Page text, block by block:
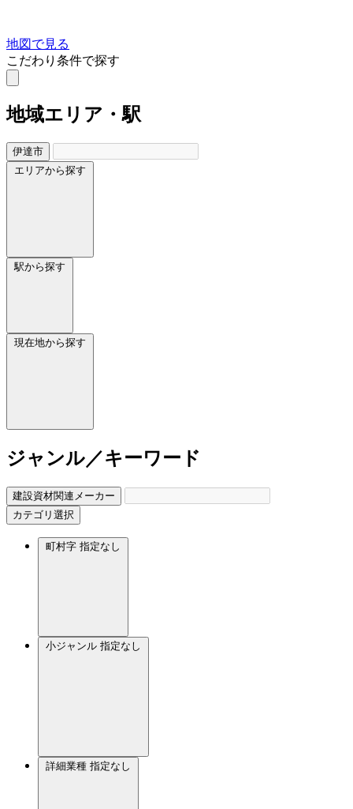
地図で見る
こだわり条件で探す
地域エリア・駅
伊達市
エリアから探す
駅から探す
現在地から探す
ジャンル／キーワード
建設資材関連メーカー
カテゴリ選択
町村字 指定なし
小ジャンル 指定なし
詳細業種 指定なし